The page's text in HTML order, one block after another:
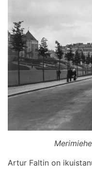
Artur Faltin on